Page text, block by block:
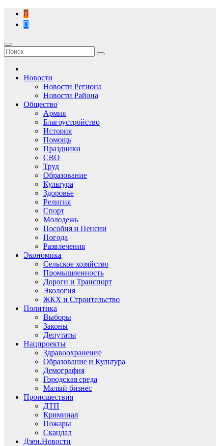
Перейти
содержимому
Новости
Новости Региона
Новости Района
Общество
Армия
Благоустройство
История
Помощь
Праздники
СВО
Труд
Образование
Культура
Здоровье
Религия
Спорт
Молодежь
Пособия и Пенсии
Погода
Развлечения
Экономика
Сельское хозяйство
Промышленность
Дороги и Транспорт
Экология
ЖКХ и Строительство
Политика
Выборы
Законы
Депутаты
Нацпроекты
Здравоохранение
Образование и Культура
Демография
Городская среда
Малый бизнес
Происшествия
ДТП
Криминал
Пожары
Скандал
Дзен.Новости